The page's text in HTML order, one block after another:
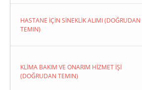
HASTANE İÇİN SİNEKLİK ALIMI (DOĞRUDAN
TEMIN)
KLİMA BAKIM VE ONARIM HİZMET İŞİ
(DOĞRUDAN TEMIN)